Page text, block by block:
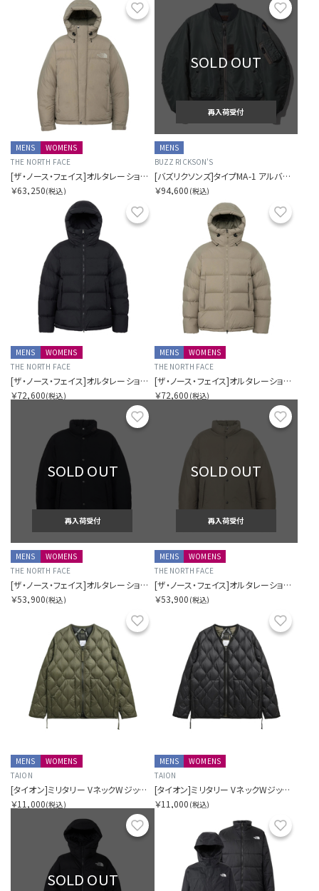
お気に入り
MENS
WOMENS
THE NORTH FACE
[ザ・ノース・フェイス]オルタレーションバフズジャケット
￥63,250(税込)
SOLD OUT
再入荷受付
MENS
BUZZ RICKSON'S
[バズリクソンズ]タイプMA-1 アルバートターナー& CO.,INC.
￥94,600 (税込)
お気に入り
MENS
WOMENS
THE NORTH FACE
[ザ・ノース・フェイス]オルタレーションダウンシェルパーカー（ユニセックス）
￥72,600(税込)
MENS
WOMENS
THE NORTH FACE
[ザ・ノース・フェイス]オルタレーションダウンシェルパーカー（ユニセックス）
￥72,600 (税込)
お気に入り
SOLD OUT
再入荷受付
MENS
WOMENS
THE NORTH FACE
[ザ・ノース・フェイス]オルタレーションシエラジャケット（ユニセックス）
￥53,900(税込)
SOLD OUT
再入荷受付
MENS
WOMENS
THE NORTH FACE
[ザ・ノース・フェイス]オルタレーションシエラジャケット（ユニセックス）
￥53,900 (税込)
お気に入り
MENS
WOMENS
TAION
[タイオン]ミリタリー VネックWジップ ダウンジャケット-ソフトシェル
￥11,000(税込)
MENS
WOMENS
TAION
[タイオン]ミリタリー VネックWジップ ダウンジャケット-ソフトシェル
￥11,000 (税込)
お気に入り
SOLD OUT